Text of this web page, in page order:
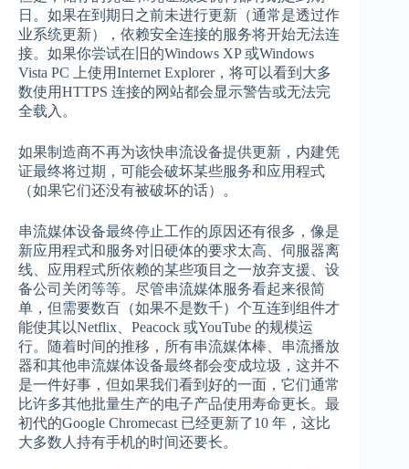
日。如果在到期日之前未进行更新（通常是透过作
业系统更新），依赖安全连接的服务将开始无法连
接。如果你尝试在旧的Windows XP 或Windows
Vista PC 上使用Internet Explorer，将可以看到大多
数使用HTTPS 连接的网站都会显示警告或无法完
全载入。
如果制造商不再为该快串流设备提供更新，内建凭
证最终将过期，可能会破坏某些服务和应用程式
（如果它们还没有被破坏的话）。
串流媒体设备最终停止工作的原因还有很多，像是
新应用程式和服务对旧硬体的要求太高、伺服器离
线、应用程式所依赖的某些项目之一放弃支援、设
备公司关闭等等。尽管串流媒体服务看起来很简
单，但需要数百（如果不是数千）个互连到组件才
能使其以Netflix、Peacock 或YouTube 的规模运
行。随着时间的推移，所有串流媒体棒、串流播放
器和其他串流媒体设备最终都会变成垃圾，这并不
是一件好事，但如果我们看到好的一面，它们通常
比许多其他批量生产的电子产品使用寿命更长。最
初代的Google Chromecast 已经更新了10 年，这比
大多数人持有手机的时间还要长。